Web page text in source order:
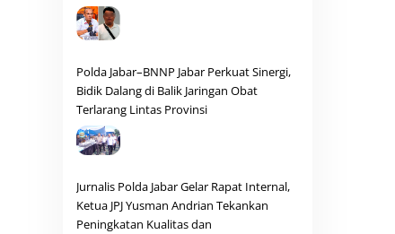
Polda Jabar–BNNP Jabar Perkuat Sinergi,
Bidik Dalang di Balik Jaringan Obat
Terlarang Lintas Provinsi
Jurnalis Polda Jabar Gelar Rapat Internal,
Ketua JPJ Yusman Andrian Tekankan
Peningkatan Kualitas dan